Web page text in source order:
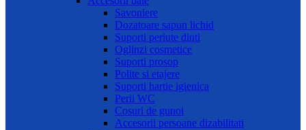
Savoniere
Dozatoare sapun lichid
Suporti periute dinti
Oglinzi cosmetice
Suporti prosop
Polite si etajere
Suporti hartie igienica
Perii WC
Cosuri de gunoi
Accesorii persoane dizabilitati